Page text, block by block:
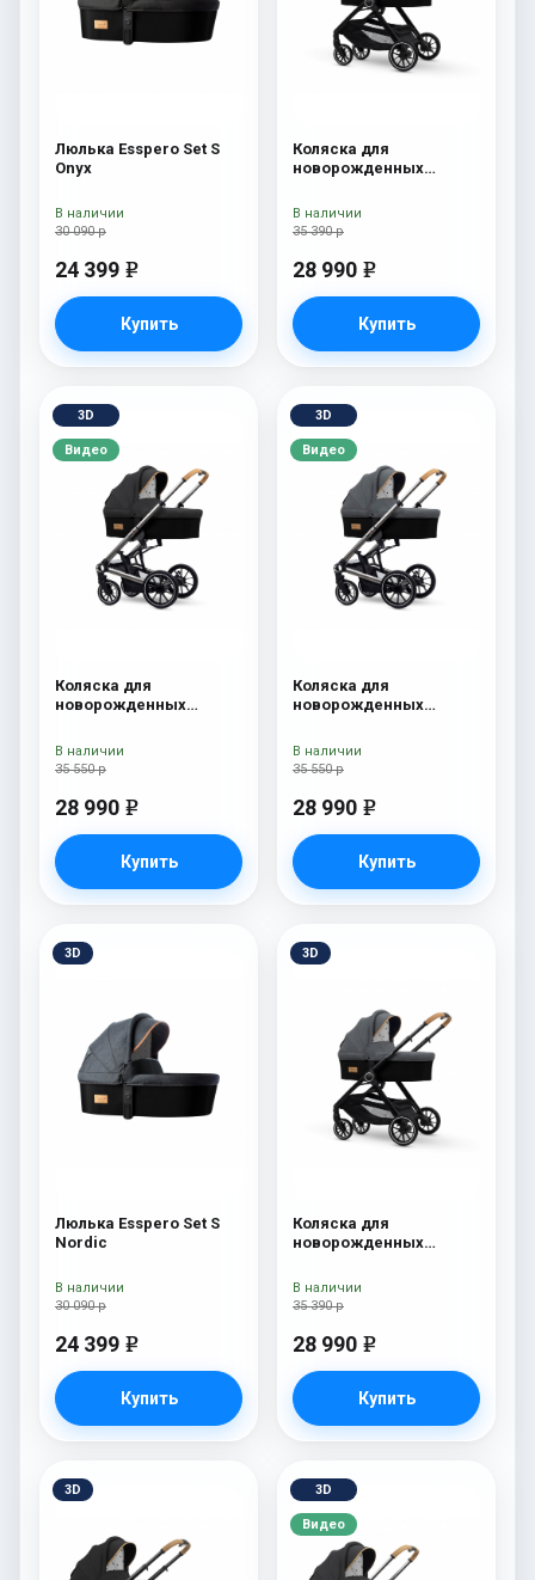
Люлька Esspero Set S
Onyx
30 090 р
24 399 e
Купить
В наличии
Коляска для
новорожденных
35 390 р
28 990 e
Купить
В наличии
3D
Видео
Коляска для
новорожденных
35 550 р
28 990 e
Купить
В наличии
3D
Видео
Коляска для
новорожденных
35 550 р
28 990 e
Купить
В наличии
3D
Люлька Esspero Set S
Nordic
30 090 р
24 399 e
Купить
В наличии
3D
Коляска для
новорожденных
35 390 р
28 990 e
Купить
В наличии
3D 3D
Видео